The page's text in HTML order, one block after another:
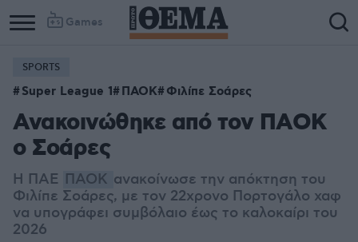
Games
SPORTS
Super League 1 ΠΑΟΚ Φιλίπε Σοάρες
Ανακοινώθηκε από τον ΠΑΟΚ
ο Σοάρες
Η ΠΑΕ ΠΑΟΚ ανακοίνωσε την απόκτηση του
Φιλίπε Σοάρες, με τον 22χρονο Πορτογάλο χαφ
να υπογράφει συμβόλαιο έως το καλοκαίρι του
2026